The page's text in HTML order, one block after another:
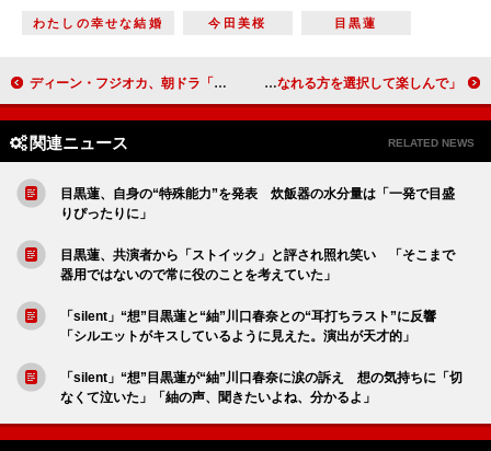
わたしの幸せな結婚 今田美桜 目黒蓮
ディーン・フジオカ、朝ドラ「らんまん」に坂本龍馬役で出演 「印象強い土佐弁と、おおらかな性格を意識して演じました」 綾瀬はるか、新社会人となる池江璃花子にエール 「自分が前向きになれる方を選択して楽しんで」
関連ニュース RELATED NEWS
目黒蓮、自身の“特殊能力”を発表 炊飯器の水分量は「一発で目盛
りぴったりに」
目黒蓮、共演者から「ストイック」と評され照れ笑い 「そこまで
器用ではないので常に役のことを考えていた」
「silent」“想”目黒蓮と“紬”川口春奈との“耳打ちラスト”に反響
「シルエットがキスしているように見えた。演出が天才的」
「silent」“想”目黒蓮が“紬”川口春奈に涙の訴え 想の気持ちに「切
なくて泣いた」「紬の声、聞きたいよね、分かるよ」